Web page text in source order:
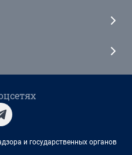
и государственных органов